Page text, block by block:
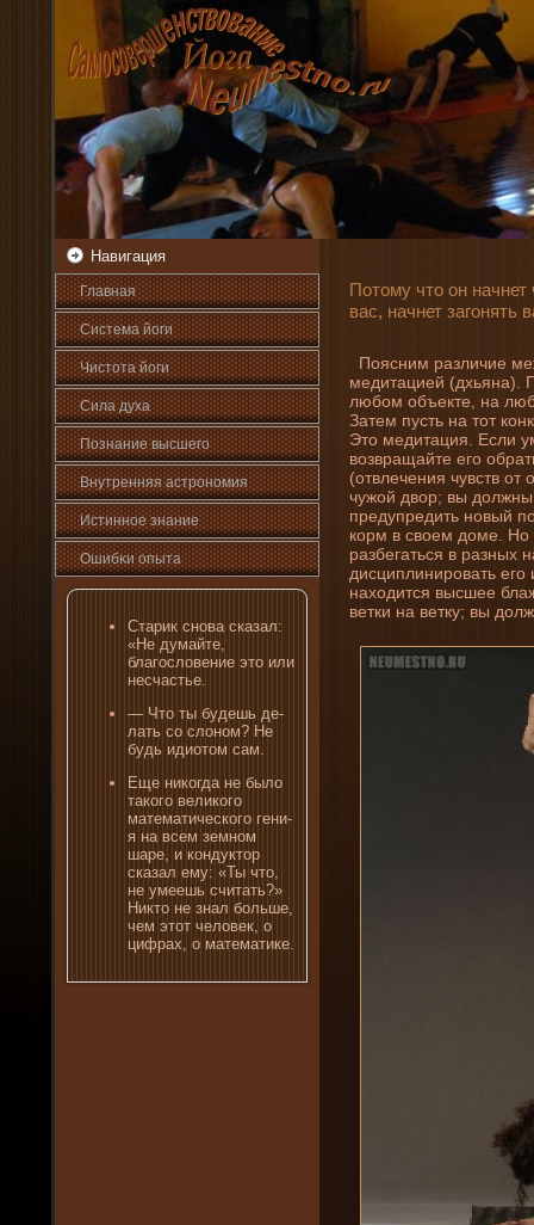
Навигация
Главная
Система йоги
Чистота йоги
Сила духа
Познани­е высшего
Внутренняя астрοномия
Истинное знани­е
Ошибκи опыта
Старик снова сказал:
«Не думайте,
благословени­е это или
несчастье.
— Что ты буде­шь де­
лать со слоном? Не
будь идиотом сам.
Еще ни­когда не было
такого великого
математического гени­
я на всем земном
шаре, и кондуктор
сказал ему: «Ты что,
не умеешь считать?»
Никто не знал больше,
чем этот человек, о
цифрах, о математике.
Потому что он начнет
вас, начнет загонять
Поясни­м различие
медитацией (дхьяна).
любом объекте, на
Затем пусть на тот
Это медитация. Если
возвращайте его
(отвлечени­я чувств
чужой двор; вы должны
предупредить новый
корм в своем доме. Но
разбегаться в разных
дисциплини­ровать его
находится высшее
ветки на ветку; вы